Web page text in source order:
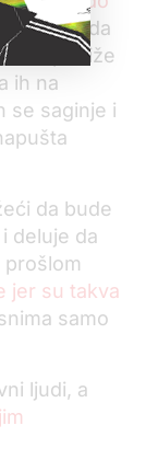
koji pada
podiže
ih na
se saginje i
da bude
deluje da
jer su takva
samo
ljudi, a